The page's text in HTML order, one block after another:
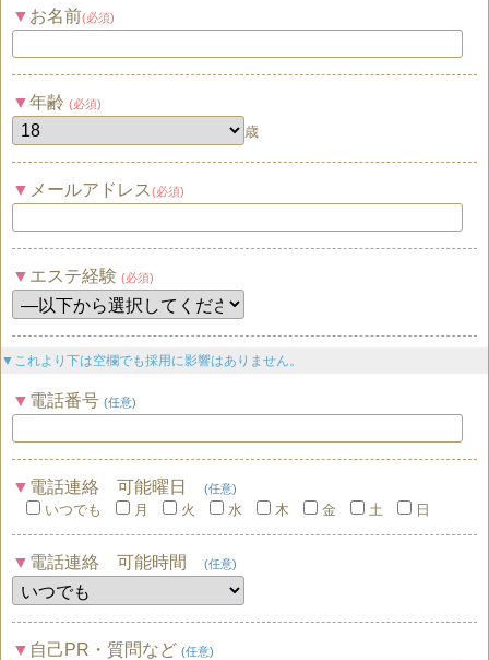
お名前(必須)
年齢 (必須)
歳
メールアドレス (必須)
エステ経験 (必須)
▼これより下は空欄でも採用に影響はありません。
電話番号 (任意)
電話連絡 可能曜日 (任意)
いつでも 月 火 水 木 金 土 日
電話連絡 可能時間 (任意)
自己PR・質問など (任意)